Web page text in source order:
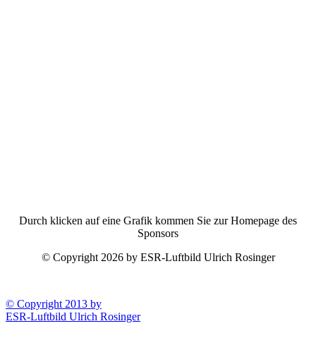
Durch klicken auf eine Grafik kommen Sie zur Homepage des
Sponsors
© Copyright 2026 by ESR-Luftbild Ulrich Rosinger
© Copyright 2013 by
ESR-Luftbild Ulrich Rosinger